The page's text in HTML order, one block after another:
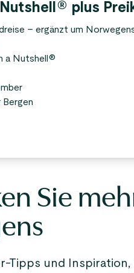
plus
– ergänzt um
a Nutshell®
Sie
Tipps und